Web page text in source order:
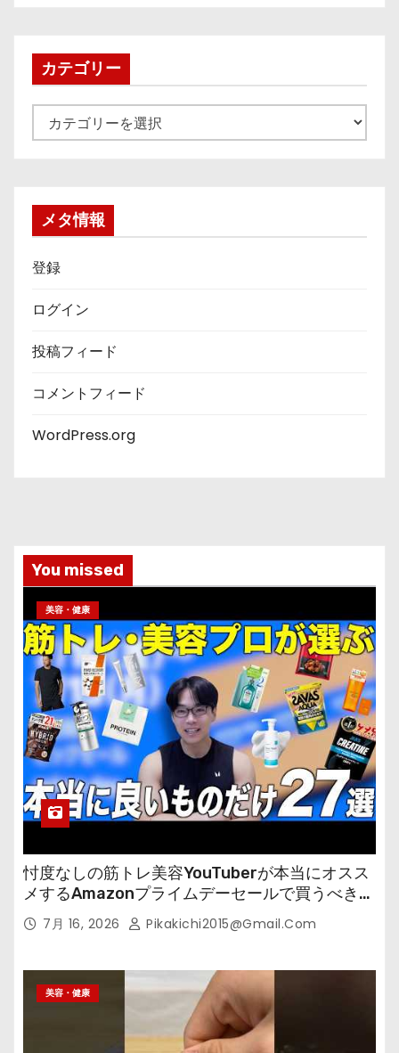
ブカテゴリー
テ
メタ情報
登録
ログイン
投稿フィード
コメントフィード
WordPress.org
You missed
美容・健康
忖度なしの筋トレ美容YouTuberが本当にオスス
メするAmazonプライムデーセールで買うべきも
の 7月 16, 2026 Pikakichi2015@gmail.com
美容・健康